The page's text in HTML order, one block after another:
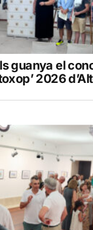
guanya el
2026